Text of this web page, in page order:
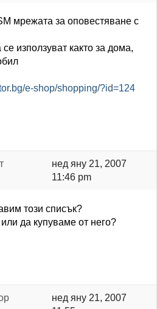
мрежата за оповестяване с
използуват както за дома,
e-shop/shopping/?id=124
нед яну 21, 2007
11:46 pm
този списък?
да купуваме от него?
нед яну 21, 2007